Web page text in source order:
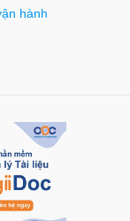
hành